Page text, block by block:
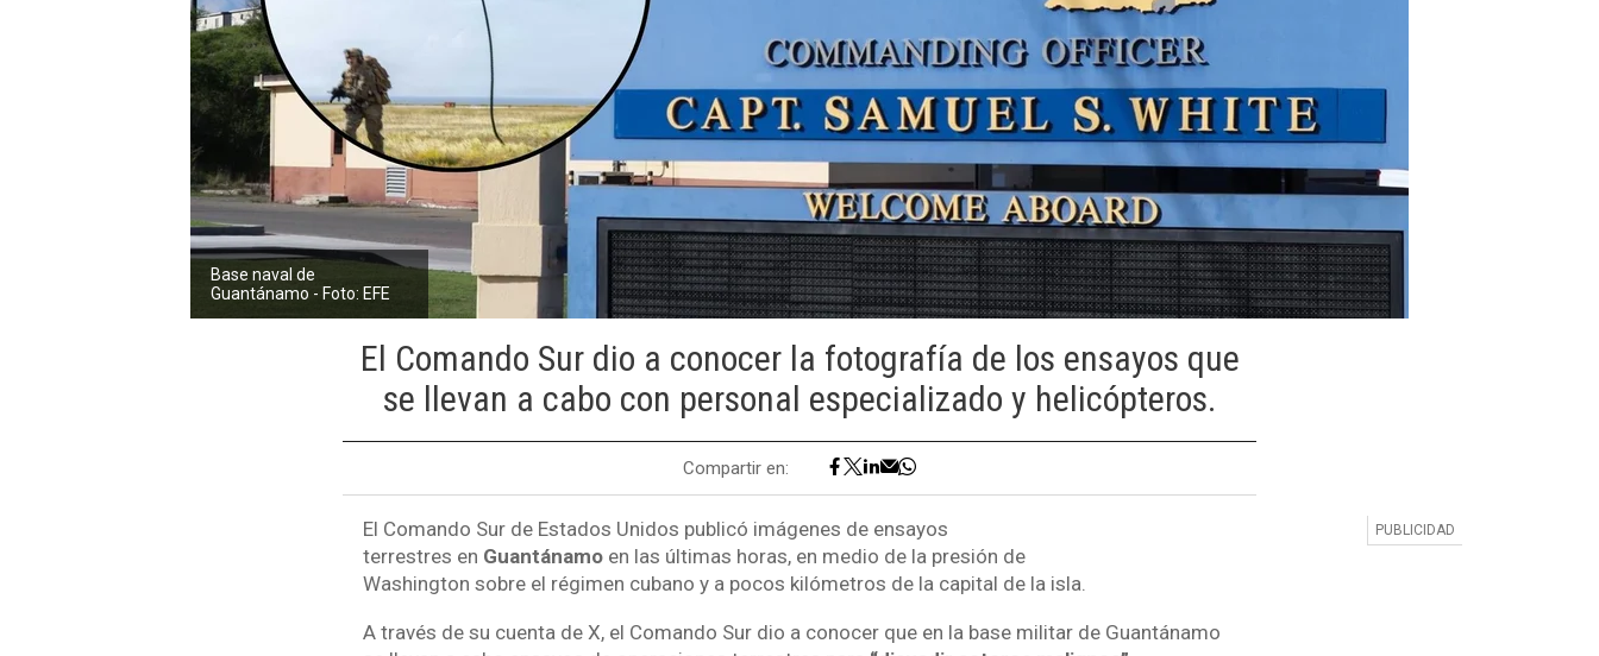
Base naval de
Guantánamo - Foto: EFE
El Comando Sur dio a conocer la fotografía de los ensayos que
se llevan a cabo con personal especializado y helicópteros.
Compartir en:
El Comando Sur de Estados Unidos publicó imágenes de ensayos
terrestres en Guantánamoen las últimas horas, en medio de la presión de
Washington sobre el régimen cubano y a pocos kilómetros de la capital de la isla.
A través de su cuenta de X, el Comando Sur dio a conocer que en la base militar de Guantánamo